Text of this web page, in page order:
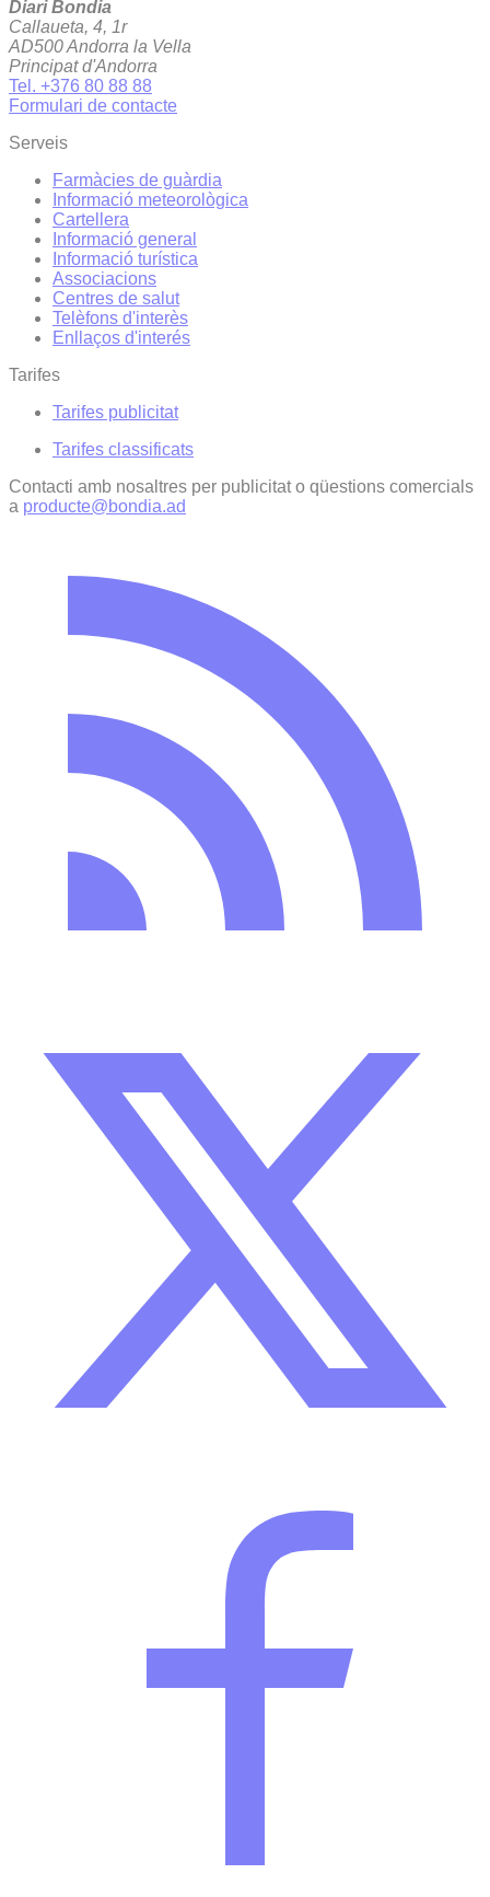
Diari Bondia
Callaueta, 4, 1r
AD500 Andorra la Vella
Principat d'Andorra
Tel. +376 80 88 88
Formulari de contacte
Serveis
Farmàcies de guàrdia
Informació meteorològica
Cartellera
Informació general
Informació turística
Associacions
Centres de salut
Telèfons d'interès
Enllaços d'interés
Tarifes
Tarifes publicitat
Tarifes classificats
Contacti amb nosaltres per publicitat o qüestions comercials
a producte@bondia.ad